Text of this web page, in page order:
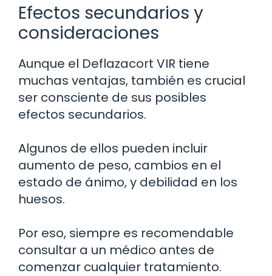
Efectos secundarios y
consideraciones
Aunque el Deflazacort VIR tiene
muchas ventajas, también es crucial
ser consciente de sus posibles
efectos secundarios.
Algunos de ellos pueden incluir
aumento de peso, cambios en el
estado de ánimo, y debilidad en los
huesos.
Por eso, siempre es recomendable
consultar a un médico antes de
comenzar cualquier tratamiento.